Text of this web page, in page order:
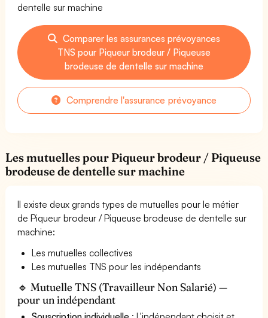
dentelle sur machine
Comparer les assurances prévoyances
TNS pour Piqueur brodeur / Piqueuse
brodeuse de dentelle sur machine
Comprendre l'assurance prévoyance
Les mutuelles pour Piqueur brodeur / Piqueuse
brodeuse de dentelle sur machine
Il existe deux grands types de mutuelles pour le métier
de Piqueur brodeur / Piqueuse brodeuse de dentelle sur
machine:
Les mutuelles collectives
Les mutuelles TNS pour les indépendants
🔹 Mutuelle TNS (Travailleur Non Salarié) —
pour un indépendant